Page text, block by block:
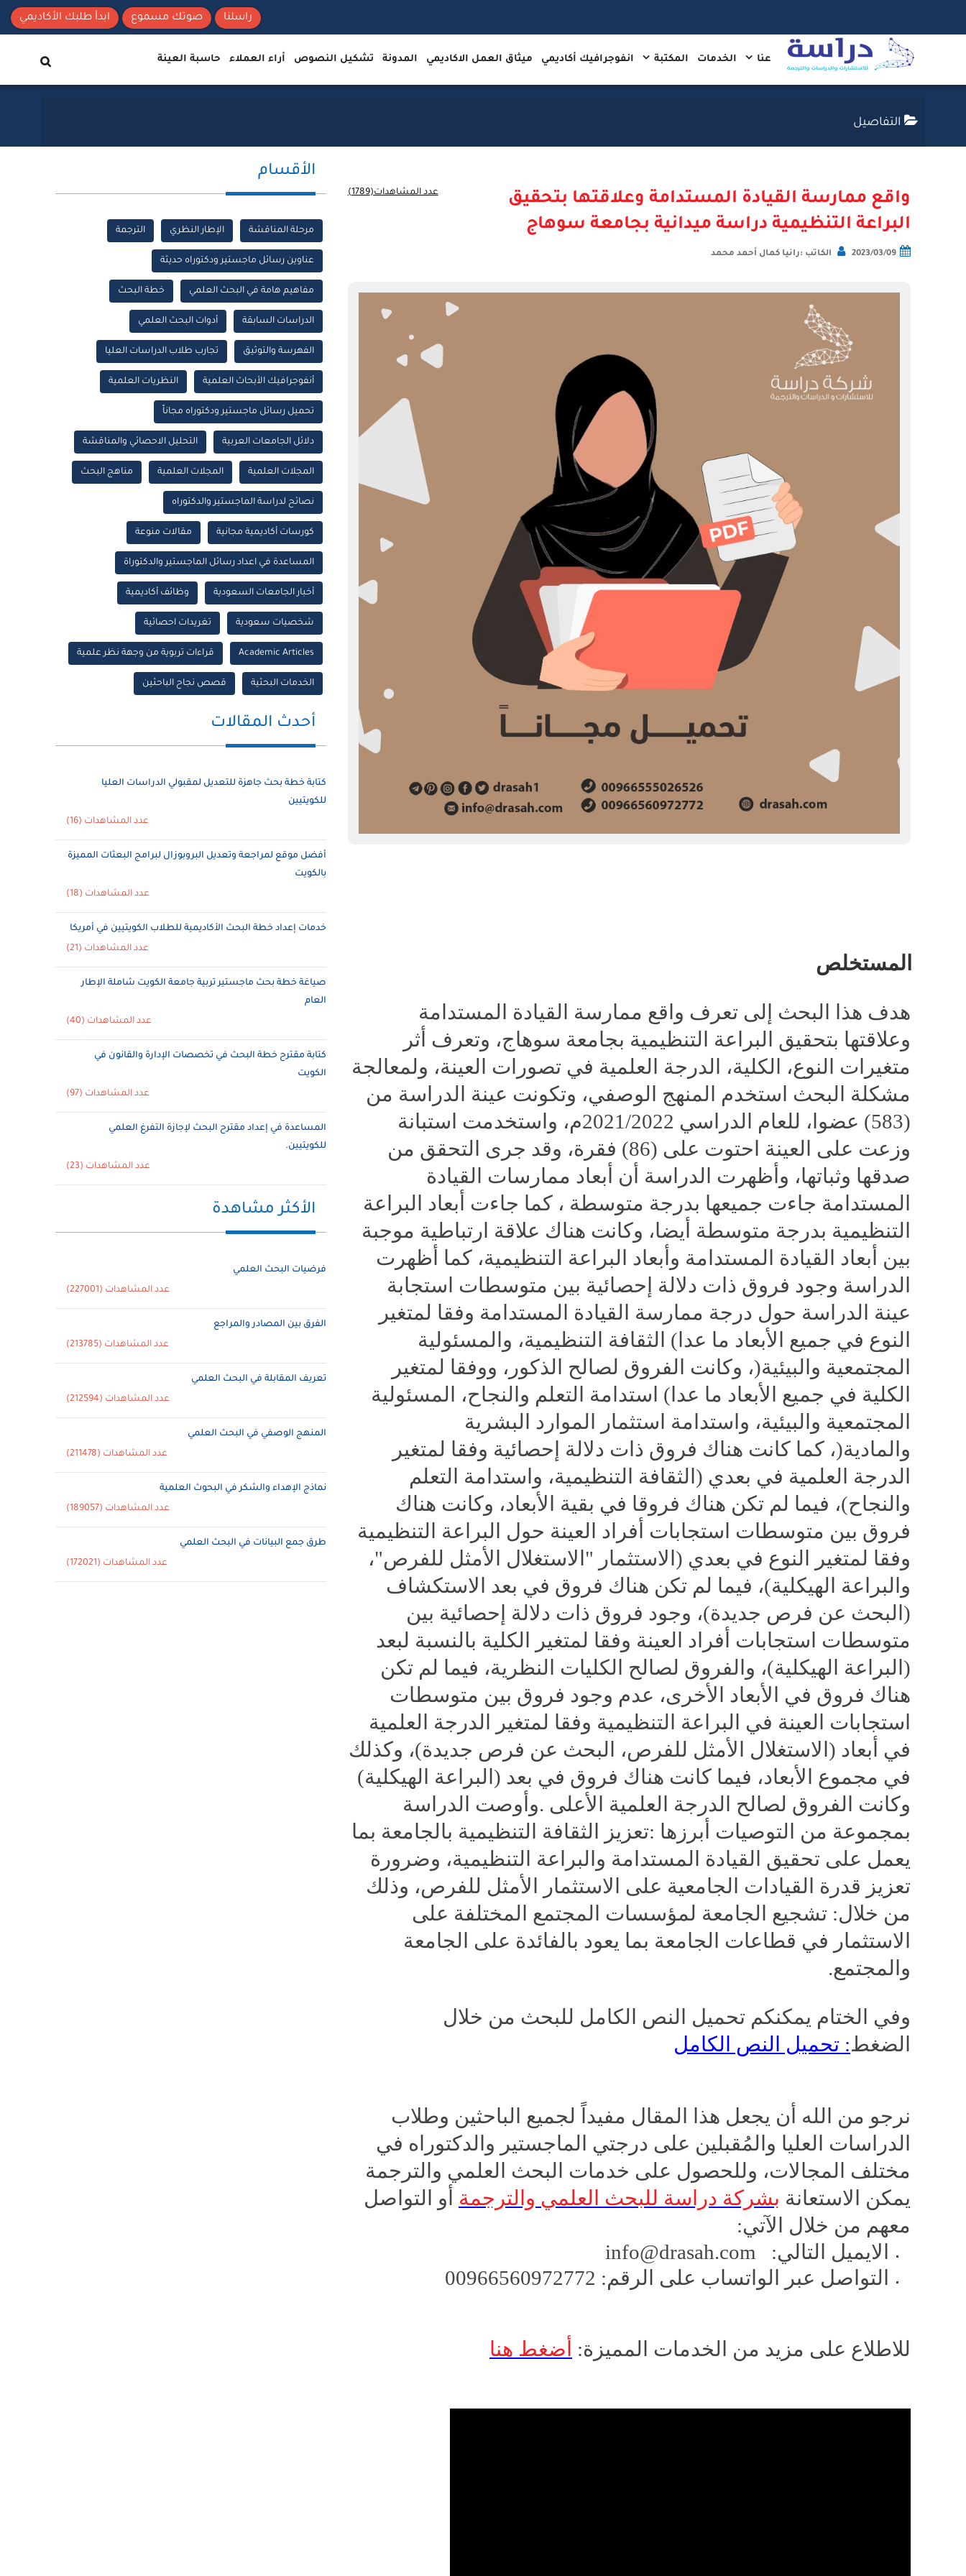
ابدأ طلبك الأكاديمي صوتك مسموع راسلنا
عنا الخدمات المكتبة انفوجرافيك أكاديمي ميثاق العمل الاكاديمي المدونة تشكيل النصوص أراء العملاء حاسبة العينة
التفاصيل
واقع ممارسة القيادة المستدامة وعلاقتها بتحقيق
البراعة التنظيمية دراسة ميدانية بجامعة سوهاج
2023/03/09 الكاتب :رانيا كمال أحمد محمد
عدد المشاهدات(1789)
المستخلص
هدف هذا البحث إلى تعرف واقع ممارسة القيادة المستدامة
وعلاقتها بتحقيق البراعة التنظيمية بجامعة سوهاج، وتعرف أثر
متغيرات النوع، الكلية، الدرجة العلمية في تصورات العينة، ولمعالجة
مشكلة البحث استخدم المنهج الوصفي، وتكونت عينة الدراسة من
(583) عضوا، للعام الدراسي 2021/2022م، واستخدمت استبانة
وزعت على العينة احتوت على (86) فقرة، وقد جرى التحقق من
صدقها وثباتها، وأظهرت الدراسة أن أبعاد ممارسات القيادة
المستدامة جاءت جميعها بدرجة متوسطة ، كما جاءت أبعاد البراعة
التنظيمية بدرجة متوسطة أيضا، وكانت هناك علاقة ارتباطية موجبة
بين أبعاد القيادة المستدامة وأبعاد البراعة التنظيمية، كما أظهرت
الدراسة وجود فروق ذات دلالة إحصائية بين متوسطات استجابة
عينة الدراسة حول درجة ممارسة القيادة المستدامة وفقا لمتغير
النوع في جميع الأبعاد ما عدا ( الثقافة التنظيمية، والمسئولية
المجتمعية والبيئية)، وكانت الفروق لصالح الذكور، ووفقا لمتغير
الكلية في جميع الأبعاد ما عدا ( استدامة التعلم والنجاح، المسئولية
المجتمعية والبيئية، واستدامة استثمار الموارد البشرية
والمادية)، كما كانت هناك فروق ذات دلالة إحصائية وفقا لمتغير
الدرجة العلمية في بعدي (الثقافة التنظيمية، واستدامة التعلم
والنجاح)، فيما لم تكن هناك فروقا في بقية الأبعاد، وكانت هناك
فروق بين متوسطات استجابات أفراد العينة حول البراعة التنظيمية
وفقا لمتغير النوع في بعدي (الاستثمار "الاستغلال الأمثل للفرص"،
والبراعة الهيكلية)، فيما لم تكن هناك فروق في بعد الاستكشاف
(البحث عن فرص جديدة)، وجود فروق ذات دلالة إحصائية بين
متوسطات استجابات أفراد العينة وفقا لمتغير الكلية بالنسبة لبعد
(البراعة الهيكلية)، والفروق لصالح الكليات النظرية، فيما لم تكن
هناك فروق في الأبعاد الأخرى، عدم وجود فروق بين متوسطات
استجابات العينة في البراعة التنظيمية وفقا لمتغير الدرجة العلمية
في أبعاد (الاستغلال الأمثل للفرص، البحث عن فرص جديدة)، وكذلك
في مجموع الأبعاد، فيما كانت هناك فروق في بعد (البراعة الهيكلية)
وكانت الفروق لصالح الدرجة العلمية الأعلى .وأوصت الدراسة
بمجموعة من التوصيات أبرزها :تعزيز الثقافة التنظيمية بالجامعة بما
يعمل على تحقيق القيادة المستدامة والبراعة التنظيمية، وضرورة
تعزيز قدرة القيادات الجامعية على الاستثمار الأمثل للفرص، وذلك
من خلال: تشجيع الجامعة لمؤسسات المجتمع المختلفة على
الاستثمار في قطاعات الجامعة بما يعود بالفائدة على الجامعة
والمجتمع.
وفي الختام يمكنكم تحميل النص الكامل للبحث من خلال
الضغط: تحميل النص الكامل
نرجو من الله أن يجعل هذا المقال مفيداً لجميع الباحثين وطلاب
الدراسات العليا والمُقبلين على درجتي الماجستير والدكتوراه في
مختلف المجالات، وللحصول على خدمات البحث العلمي والترجمة
يمكن الاستعانة بشركة دراسة للبحث العلمي والترجمة أو التواصل
معهم من خلال الآتي:
الايميل التالي:
info@drasah.com
التواصل عبر الواتساب على الرقم: 00966560972772
للاطلاع على مزيد من الخدمات المميزة: أضغط هنا
الأقسام
مرحلة المناقشة الإطار النظري الترجمة
عناوين رسائل ماجستير ودكتوراه حديثة
مفاهيم هامة في البحث العلمي خطة البحث
الدراسات السابقة أدوات البحث العلمي
الفهرسة والتوثيق تجارب طلاب الدراسات العليا
أنفوجرافيك الأبحاث العلمية النظريات العلمية
تحميل رسائل ماجستير ودكتوراه مجاناً
دلائل الجامعات العربية التحليل الاحصائي والمناقشة
المجلات العلمية المجلات العلمية مناهج البحث
نصائح لدراسة الماجستير والدكتوراه
كورسات أكاديمية مجانية مقالات منوعة
المساعدة في اعداد رسائل الماجستير والدكتوراة
أخبار الجامعات السعودية وظائف أكاديمية
شخصيات سعودية تغريدات احصائية
Academic Articles قراءات تربوية من وجهة نظر علمية
الخدمات البحثية قصص نجاح الباحثين
أحدث المقالات
كتابة خطة بحث جاهزة للتعديل لمقبولي الدراسات العليا
للكويتيين
عدد المشاهدات (16)
أفضل موقع لمراجعة وتعديل البروبوزال لبرامج البعثات المميزة
بالكويت
عدد المشاهدات (18)
خدمات إعداد خطة البحث الأكاديمية للطلاب الكويتيين في أمريكا
عدد المشاهدات (21)
صياغة خطة بحث ماجستير تربية جامعة الكويت شاملة الإطار
العام
عدد المشاهدات (40)
كتابة مقترح خطة البحث في تخصصات الإدارة والقانون في
الكويت
عدد المشاهدات (97)
المساعدة في إعداد مقترح البحث لإجازة التفرغ العلمي
للكويتيين.
عدد المشاهدات (23)
الأكثر مشاهدة
فرضيات البحث العلمي
عدد المشاهدات (227001)
الفرق بين المصادر والمراجع
عدد المشاهدات (213785)
تعريف المقابلة في البحث العلمي
عدد المشاهدات (212594)
المنهج الوصفي في البحث العلمي
عدد المشاهدات (211478)
نماذج الإهداء والشكر في البحوث العلمية
عدد المشاهدات (189057)
طرق جمع البيانات في البحث العلمي
عدد المشاهدات (172021)